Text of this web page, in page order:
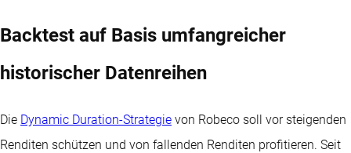
Backtest auf Basis umfangreicher
historischer Datenreihen
Die Dynamic Duration-Strategie von Robeco soll vor steigenden
Renditen schützen und von fallenden Renditen profitieren. Seit